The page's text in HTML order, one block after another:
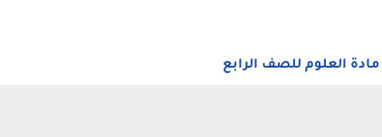
مادة العلوم للصف الرابع